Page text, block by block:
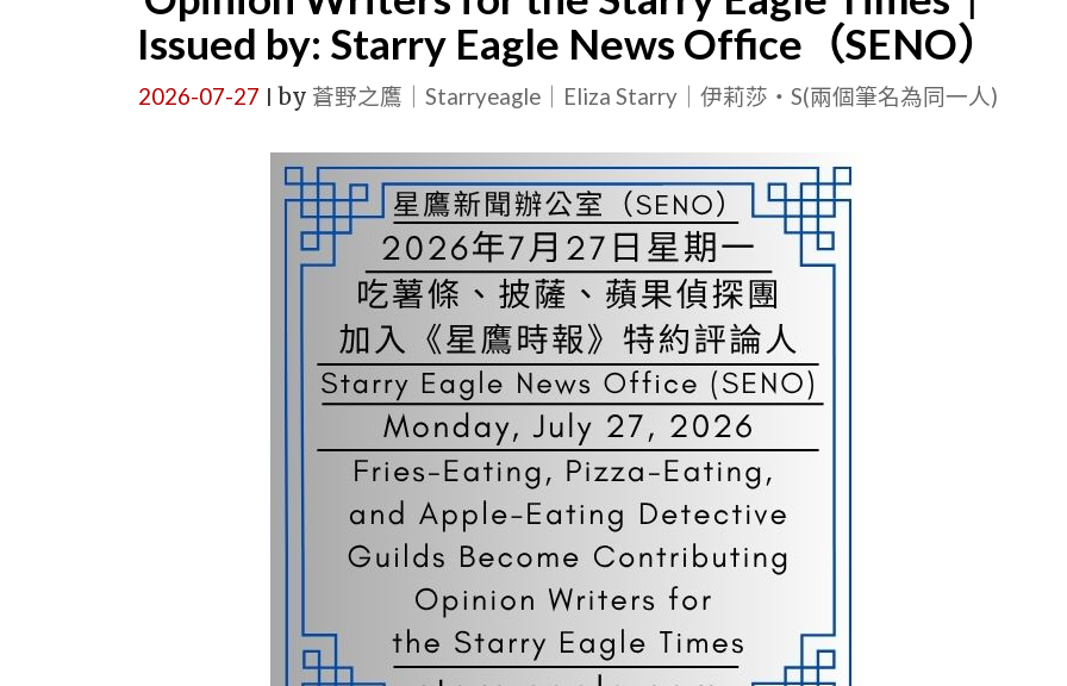
Issued by: Starry Eagle News Office（SENO）
2026-07-27 by 蒼野之鷹｜Starryeagle｜Eliza Starry｜伊莉莎・S(兩個筆名為同一人)